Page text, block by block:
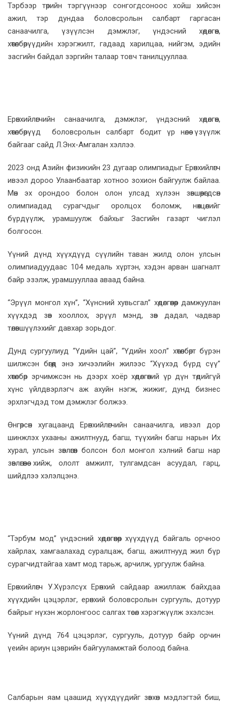
Тэрбээр төрийн тэргүүнээр сонгогдсоноос хойш хийсэн
ажил, тэр дундаа боловсролын салбарт гаргасан
санаачилга, үзүүлсэн дэмжлэг, үндэсний хөдөлгөөн,
хөтөлбөрүүдийн хэрэгжилт, гадаад харилцаа, нийгэм, эдийн
засгийн байдал зэргийн талаар товч танилцууллаа.
Ерөнхийлөгчийн санаачилга, дэмжлэг, үндэсний хөдөлгөөн,
хөтөлбөрүүд боловсролын салбарт бодит үр нөлөө үзүүлж
байгааг сайд Л.Энх-Амгалан хэллээ.
2023 онд Азийн физикийн 23 дугаар олимпиадыг Ерөнхийлөгч
ивээл дороо Улаанбаатар хотноо зохион байгуулж байлаа.
Мөн эх орондоо болон олон улсад хүлээн зөвшөөрөгдсөн
олимпиадад сурагчдыг оролцох боломж, нөхцөлийг
бүрдүүлж, урамшуулж байхыг Засгийн газарт чиглэл
болгосон.
Үүний дүнд хүүхдүүд сүүлийн таван жилд олон улсын
олимпиадуудаас 104 медаль хүртэн, хэдэн арван шагналт
байр эзэлж, урамшууллаа аваад байна.
“Эрүүл монгол хүн”, “Хүнсний хувьсгал” хөдөлгөөнөөр дамжуулан
хүүхдэд зөв хооллох, эрүүл мэнд, зөв дадал, чадвар
төлөвшүүлэхийг давхар зорьдог.
Дунд сургуулиуд “Үдийн цай”, “Үдийн хоол” хөтөлбөрт бүрэн
шилжсэн бөгөөд энэ хичээлийн жилээс “Хүүхэд бүрд сүү”
хөтөлбөр эрчимжсэн нь дээрх хоёр хөдөлгөөний үр дүн төдийгүй
хүнс үйлдвэрлэгч аж ахуйн нэгж, жижиг, дунд бизнес
эрхлэгчдэд том дэмжлэг болжээ.
Өнгөрсөн хугацаанд Ерөнхийлөгчийн санаачилга, ивээл дор
шинжлэх ухааны ажилтнууд, багш, түүхийн багш нарын Их
хурал, улсын зөвлөгөөн болсон бол монгол хэлний багш нар
зөвлөгөөнөө хийж, ололт амжилт, тулгамдсан асуудал, гарц,
шийдлээ хэлэлцэнэ.
“Тэрбум мод” үндэсний хөдөлгөөнөөр хүүхдүүд байгаль орчноо
хайрлах, хамгаалахад суралцаж, багш, ажилтнууд жил бүр
сурагчидтайгаа хамт мод тарьж, арчилж, ургуулж байна.
Ерөнхийлөгч У.Хүрэлсүх Ерөнхий сайдаар ажиллаж байхдаа
хүүхдийн цэцэрлэг, ерөнхий боловсролын сургууль, дотуур
байрыг нүхэн жорлонгоос салгах төсөл хэрэгжүүлж эхэлсэн.
Үүний дүнд 764 цэцэрлэг, сургууль, дотуур байр орчин
үеийн ариун цэврийн байгууламжтай болоод байна.
Салбарын яам цаашид хүүхдүүдийг зөвхөн мэдлэгтэй биш,